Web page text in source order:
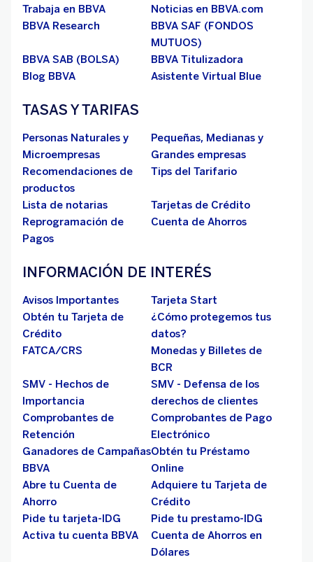
Trabaja en BBVA
Noticias en BBVA.com
BBVA Research
BBVA SAF (FONDOS
MUTUOS)
BBVA SAB (BOLSA)
BBVA Titulizadora
Blog BBVA
Asistente Virtual Blue
TASAS Y TARIFAS
Personas Naturales y
Microempresas
Pequeñas, Medianas y
Grandes empresas
Recomendaciones de
productos
Tips del Tarifario
Lista de notarias
Tarjetas de Crédito
Reprogramación de
Pagos
Cuenta de Ahorros
INFORMACIÓN DE INTERÉS
Avisos Importantes
Tarjeta Start
Obtén tu Tarjeta de
Crédito
¿Cómo protegemos tus
datos?
FATCA/CRS
Monedas y Billetes de
BCR
SMV - Hechos de
Importancia
SMV - Defensa de los
derechos de clientes
Comprobantes de
Retención
Comprobantes de Pago
Electrónico
Ganadores de Campañas
BBVA
Obtén tu Préstamo
Online
Abre tu Cuenta de
Ahorro
Adquiere tu Tarjeta de
Crédito
Pide tu tarjeta-IDG
Pide tu prestamo-IDG
Activa tu cuenta BBVA
Cuenta de Ahorros en
Dólares